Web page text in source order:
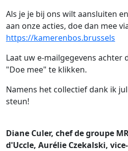
Als je je bij ons wilt aansluiten
aan onze acties, doe dan mee
https://kamerenbos.brussels
Laat uw e-mailgegevens achter
"Doe mee" te klikken.
Namens het collectief dank ik
steun!
Diane Culer, chef de groupe
d'Uccle, Aurélie Czekalski,